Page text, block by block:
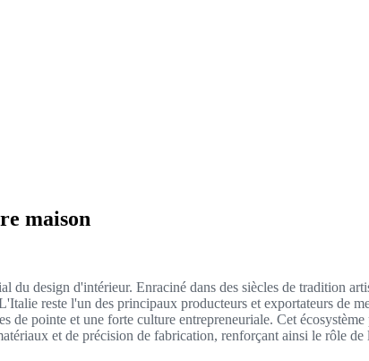
maison
du design d'intérieur. Enraciné dans des siècles de tradition
reste l'un des principaux producteurs et exportateurs de
pointe et une forte culture entrepreneuriale. Cet
et de précision de fabrication, renforçant ainsi le rôle